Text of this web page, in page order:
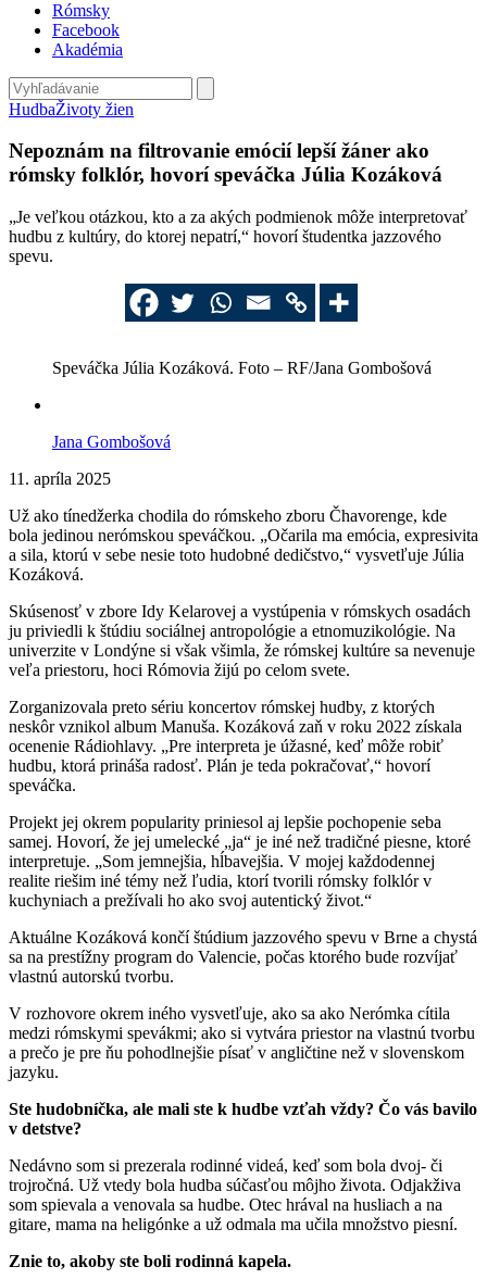
Rómsky
Facebook
Akadémia
HudbaŽivoty žien
Nepoznám na filtrovanie emócií lepší žáner ako
rómsky folklór, hovorí speváčka Júlia Kozáková
„Je veľkou otázkou, kto a za akých podmienok môže interpretovať
hudbu z kultúry, do ktorej nepatrí,“ hovorí študentka jazzového
spevu.
Speváčka Júlia Kozáková. Foto – RF/Jana Gombošová
Jana Gombošová
11. apríla 2025
Už ako tínedžerka chodila do rómskeho zboru Čhavorenge, kde
bola jedinou nerómskou speváčkou. „Očarila ma emócia, expresivita
a sila, ktorú v sebe nesie toto hudobné dedičstvo,“ vysvetľuje Júlia
Kozáková.
Skúsenosť v zbore Idy Kelarovej a vystúpenia v rómskych osadách
ju priviedli k štúdiu sociálnej antropológie a etnomuzikológie. Na
univerzite v Londýne si však všimla, že rómskej kultúre sa nevenuje
veľa priestoru, hoci Rómovia žijú po celom svete.
Zorganizovala preto sériu koncertov rómskej hudby, z ktorých
neskôr vznikol album Manuša. Kozáková zaň v roku 2022 získala
ocenenie Rádiohlavy. „Pre interpreta je úžasné, keď môže robiť
hudbu, ktorá prináša radosť. Plán je teda pokračovať,“ hovorí
speváčka.
Projekt jej okrem popularity priniesol aj lepšie pochopenie seba
samej. Hovorí, že jej umelecké „ja“ je iné než tradičné piesne, ktoré
interpretuje. „Som jemnejšia, hĺbavejšia. V mojej každodennej
realite riešim iné témy než ľudia, ktorí tvorili rómsky folklór v
kuchyniach a prežívali ho ako svoj autentický život.“
Aktuálne Kozáková končí štúdium jazzového spevu v Brne a chystá
sa na prestížny program do Valencie, počas ktorého bude rozvíjať
vlastnú autorskú tvorbu.
V rozhovore okrem iného vysvetľuje, ako sa ako Nerómka cítila
medzi rómskymi spevákmi; ako si vytvára priestor na vlastnú tvorbu
a prečo je pre ňu pohodlnejšie písať v angličtine než v slovenskom
jazyku.
Ste hudobníčka, ale mali ste k hudbe vzťah vždy? Čo vás bavilo
v detstve?
Nedávno som si prezerala rodinné videá, keď som bola dvoj- či
trojročná. Už vtedy bola hudba súčasťou môjho života. Odjakživa
som spievala a venovala sa hudbe. Otec hrával na husliach a na
gitare, mama na heligónke a už odmala ma učila množstvo piesní.
Znie to, akoby ste boli rodinná kapela.